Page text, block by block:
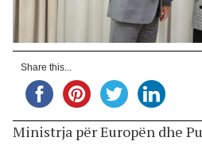
Share this...
Ministrja për Europën dhe